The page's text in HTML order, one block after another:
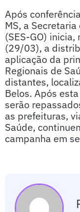
Após
MS, a
(SES-GO)
(29/03), a
aplicação da
Regionais de
distantes,
Belos. Após
serão
as prefeituras,
Saúde,
campanha em